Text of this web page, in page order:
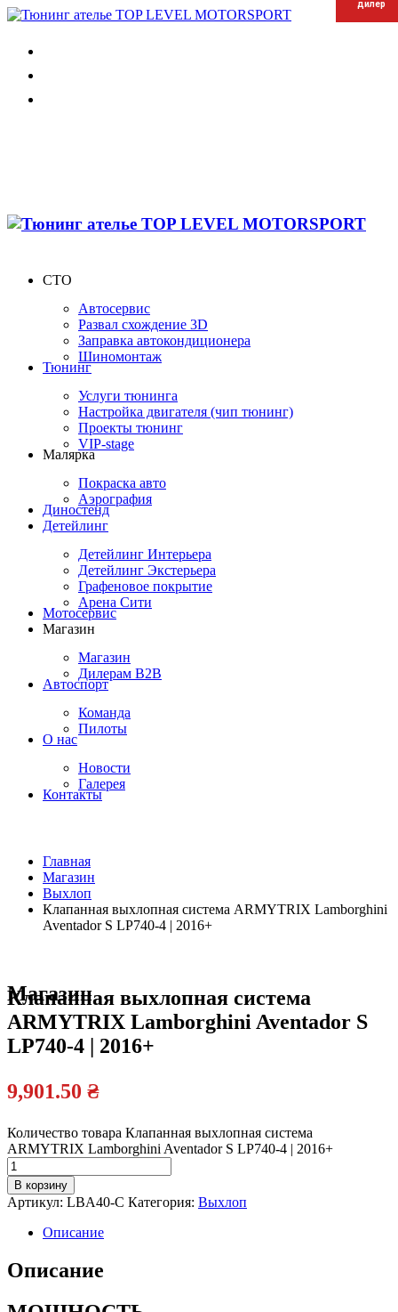
СТО
Автосервис
Развал схождение 3D
Заправка автокондиционера
Шиномонтаж
Тюнинг
Услуги тюнинга
Настройка двигателя (чип тюнинг)
Проекты тюнинг
VIP-stage
Малярка
Покраска авто
Аэрография
Диностенд
Детейлинг
Детейлинг Интерьера
Детейлинг Экстерьера
Графеновое покрытие
Арена Сити
Мотосервис
Магазин
Магазин
Дилерам B2B
Автоспорт
Команда
Пилоты
О нас
Новости
Галерея
Контакты
Главная
Магазин
Выхлоп
Клапанная выхлопная система ARMYTRIX Lamborghini
Aventador S LP740-4 | 2016+
Магазин
Клапанная выхлопная система
ARMYTRIX Lamborghini Aventador S
LP740-4 | 2016+
9,901.50 ₴
Количество товара Клапанная выхлопная система
ARMYTRIX Lamborghini Aventador S LP740-4 | 2016+
В корзину
Артикул: LBA40-C Категория: Выхлоп
Описание
Описание
дилер
дилер
дилер